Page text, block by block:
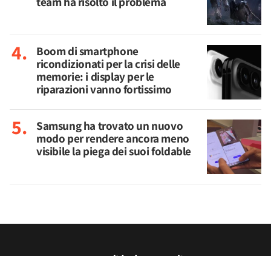
Boom di smartphone
ricondizionati per la crisi delle
memorie: i display per le
riparazioni vanno fortissimo
Samsung ha trovato un nuovo
modo per rendere ancora meno
visibile la piega dei suoi foldable